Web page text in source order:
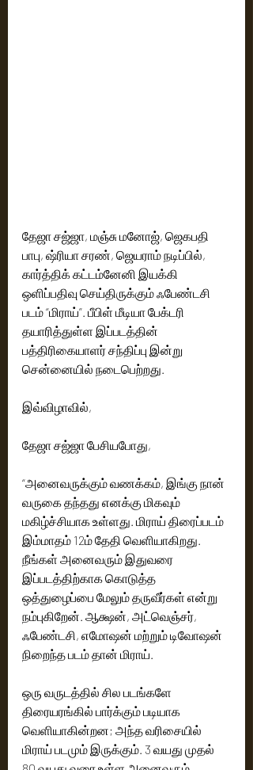
தேஜா சஜ்ஜா, மஞ்சு மனோஜ், ஜெகபதி
பாபு, ஷ்ரியா சரண், ஜெயராம் நடிப்பில்,
கார்த்திக் கட்டம்னேனி இயக்கி
ஒளிப்பதிவு செய்திருக்கும் ஃபேண்டசி
படம் “மிராய்”. பீபிள் மீடியா பேக்டரி
தயாரித்துள்ள இப்படத்தின்
பத்திரிகையாளர் சந்திப்பு இன்று
சென்னையில் நடைபெற்றது.
இவ்விழாவில்,
தேஜா சஜ்ஜா பேசியபோது,
“அனைவருக்கும் வணக்கம், இங்கு நான்
வருகை தந்தது எனக்கு மிகவும்
மகிழ்ச்சியாக உள்ளது. மிராய் திரைப்படம்
இம்மாதம் 12ம் தேதி வெளியாகிறது.
நீங்கள் அனைவரும் இதுவரை
இப்படத்திற்காக கொடுத்த
ஒத்துழைப்பை மேலும் தருவீர்கள் என்று
நம்புகிறேன். ஆக்ஷன், அட்வெஞ்சர்,
ஃபேண்டசி, எமோஷன் மற்றும் டிவோஷன்
நிறைந்த படம் தான் மிராய்.
ஒரு வருடத்தில் சில படங்களே
திரையரங்கில் பார்க்கும் படியாக
வெளியாகின்றன; அந்த வரிசையில்
மிராய் படமும் இருக்கும். 3 வயது முதல்